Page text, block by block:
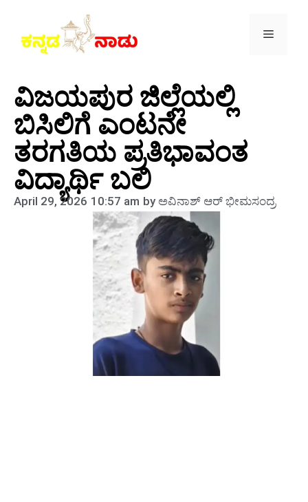
ವಿಜಯಪುರ ಜಿಲ್ಲೆಯಲ್ಲಿ
ಬಿಸಿಲಿಗೆ ಎಂಟನೇ
ತರಗತಿಯ ಪ್ರತಿಭಾವಂತ
ವಿದ್ಯಾರ್ಥಿ ಬಲಿ
April 29, 2026 10:57 am byಅವಿನಾಶ್‌ ಆರ್‌ ಭೀಮಸಂದ್ರ